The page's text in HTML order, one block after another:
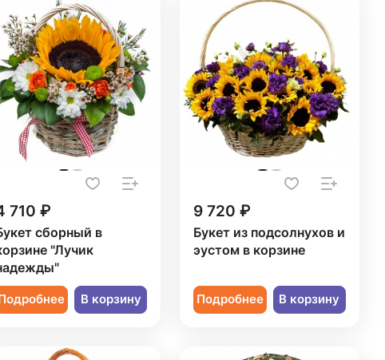
710 ₽
сборный в
"Лучик
В корзину
9 720 ₽
Букет из подсолнухов и
эустом в корзине
Подробнее В корзину